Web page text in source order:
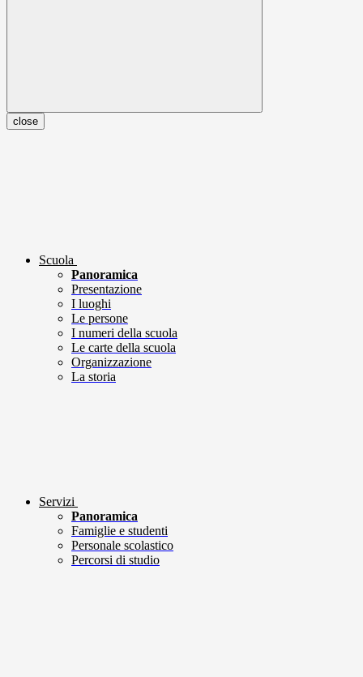
close
Scuola
Panoramica
Presentazione
I luoghi
Le persone
I numeri della scuola
Le carte della scuola
Organizzazione
La storia
Servizi
Panoramica
Famiglie e studenti
Personale scolastico
Percorsi di studio